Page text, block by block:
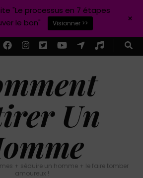
Un
+ séduire un homme + le faire tomber
amoureux !
"Le processus en 7 étapes
le bon"
Visionner >> +